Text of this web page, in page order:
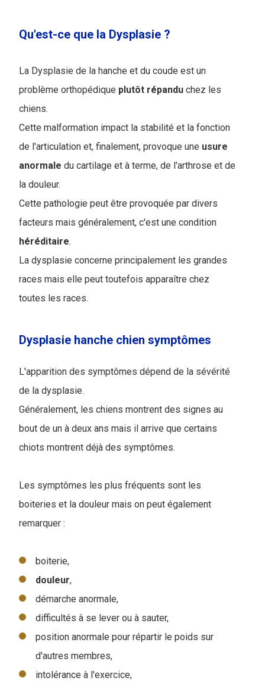
Qu'est-ce que la Dysplasie ?
La Dysplasie de la hanche et du coude est un
problème orthopédique plutôt répandu chez les
chiens.
Cette malformation impact la stabilité et la fonction
de l'articulation et, finalement, provoque une usure
anormale du cartilage et à terme, de l'arthrose et de
la douleur.
Cette pathologie peut être provoquée par divers
facteurs mais généralement, c'est une condition
héréditaire.
La dysplasie concerne principalement les grandes
races mais elle peut toutefois apparaître chez
toutes les races.
Dysplasie hanche chien symptômes
L'apparition des symptômes dépend de la sévérité
de la dysplasie.
Généralement, les chiens montrent des signes au
bout de un à deux ans mais il arrive que certains
chiots montrent déjà des symptômes.
Les symptômes les plus fréquents sont les
boiteries et la douleur mais on peut également
remarquer :
boiterie,
douleur,
démarche anormale,
difficultés à se lever ou à sauter,
position anormale pour répartir le poids sur
d'autres membres,
intolérance à l'exercice,